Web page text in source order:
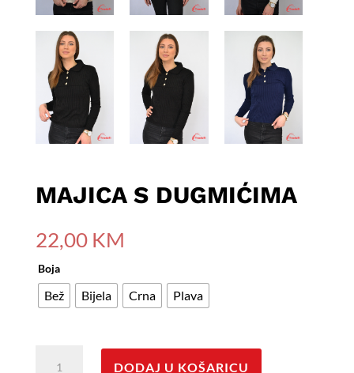
MAJICA S DUGMIĆIMA
22,00 KM
Boja
Bež Bijela Crna Plava
DODAJ U KOŠARICU